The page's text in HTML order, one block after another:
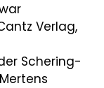
Verlag,
Schering-